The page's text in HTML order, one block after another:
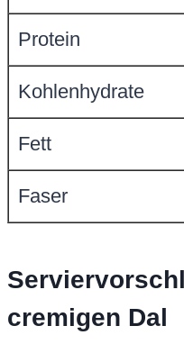
Protein
Kohlenhydrate
Fett
Faser
cremigen Dal